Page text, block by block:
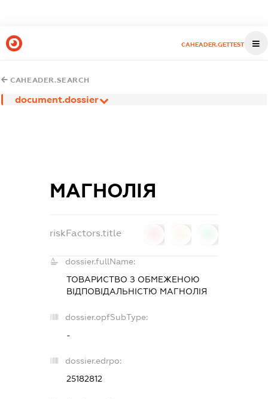
CAHEADER.GETTEST
CAHEADER.SEARCH
document.dossier
МАГНОЛІЯ
riskFactors.title
dossier.fullName:
ТОВАРИСТВО З ОБМЕЖЕНОЮ
ВІДПОВІДАЛЬНІСТЮ МАГНОЛІЯ
dossier.opfSubType:
-
dossier.edrpo:
25182812